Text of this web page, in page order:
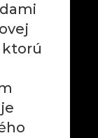
ktorú